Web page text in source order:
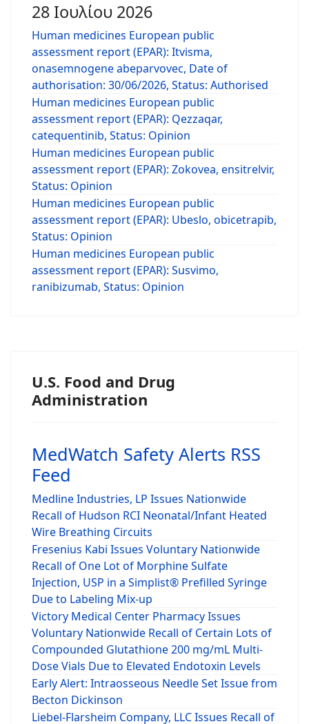
28 Ιουλίου 2026
Human medicines European public
assessment report (EPAR): Itvisma,
onasemnogene abeparvovec, Date of
authorisation: 30/06/2026, Status: Authorised
Human medicines European public
assessment report (EPAR): Qezzaqar,
catequentinib, Status: Opinion
Human medicines European public
assessment report (EPAR): Zokovea, ensitrelvir,
Status: Opinion
Human medicines European public
assessment report (EPAR): Ubeslo, obicetrapib,
Status: Opinion
Human medicines European public
assessment report (EPAR): Susvimo,
ranibizumab, Status: Opinion
U.S. Food and Drug
Administration
MedWatch Safety Alerts RSS
Feed
Medline Industries, LP Issues Nationwide
Recall of Hudson RCI Neonatal/Infant Heated
Wire Breathing Circuits
Fresenius Kabi Issues Voluntary Nationwide
Recall of One Lot of Morphine Sulfate
Injection, USP in a Simplist® Prefilled Syringe
Due to Labeling Mix-up
Victory Medical Center Pharmacy Issues
Voluntary Nationwide Recall of Certain Lots of
Compounded Glutathione 200 mg/mL Multi-
Dose Vials Due to Elevated Endotoxin Levels
Early Alert: Intraosseous Needle Set Issue from
Becton Dickinson
Liebel-Flarsheim Company, LLC Issues Recall of